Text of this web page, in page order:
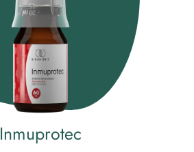
Inmuprotec